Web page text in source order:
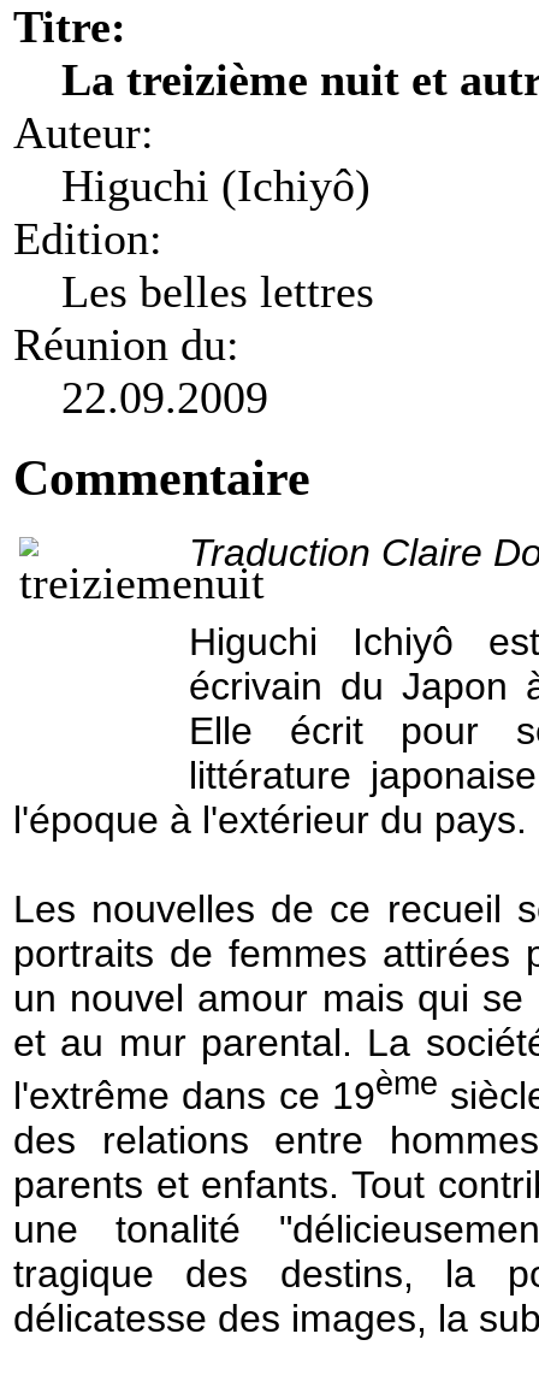
Titre:
La treizième nuit et
Auteur:
Higuchi (Ichiyô)
Edition:
Les belles lettres
Réunion du:
22.09.2009
Commentaire
Traduction Claire
Higuchi Ichiyô
écrivain du
Elle écrit pour
littérature
l'époque à l'extérieur du pays.
Les nouvelles de ce recueil
portraits de femmes attirées
un nouvel amour mais qui
et au mur parental. La
l'extrême dans ce 19ème
des relations entre
parents et enfants. Tout
une tonalité
tragique des destins, la
délicatesse des images, la